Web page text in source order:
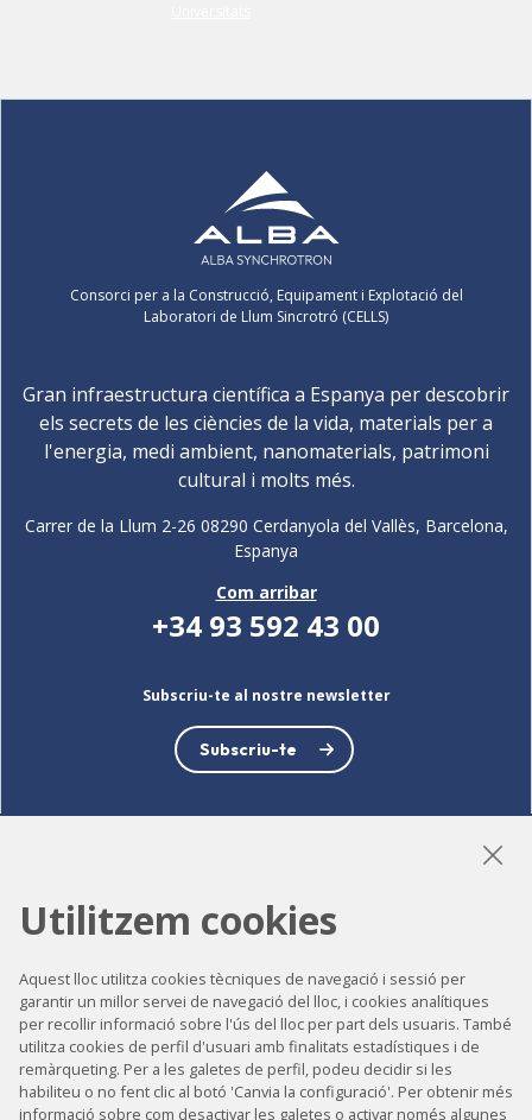
Consorci per a la Construcció, Equipament i Explotació del
Laboratori de Llum Sincrotró (CELLS)
Gran infraestructura científica a Espanya per descobrir
els secrets de les ciències de la vida, materials per a
l'energia, medi ambient, nanomaterials, patrimoni
cultural i molts més.
Carrer de la Llum 2-26 08290 Cerdanyola del Vallès, Barcelona,
Espanya
Com arribar
+34 93 592 43 00
Subscriu-te al nostre newsletter
Subscriu-te
Accessibilitat
Contacte
Avís legal
Utilitzem cookies
Aquest lloc utilitza cookies tècniques de navegació i sessió per
garantir un millor servei de navegació del lloc, i cookies analítiques
per recollir informació sobre l'ús del lloc per part dels usuaris. També
utilitza cookies de perfil d'usuari amb finalitats estadístiques i de
remàrqueting. Per a les galetes de perfil, podeu decidir si les
habiliteu o no fent clic al botó 'Canvia la configuració'. Per obtenir més
informació sobre com desactivar les galetes o activar només algunes